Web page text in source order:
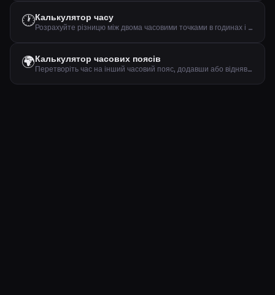
🕐Калькулятор часу
Розрахуйте різницю між двома часовими точками в годинах і хвилинах.
🌍Калькулятор часових поясів
Перетворіть час на інший часовий пояс, додавши або віднявши задану різницю в годинах.